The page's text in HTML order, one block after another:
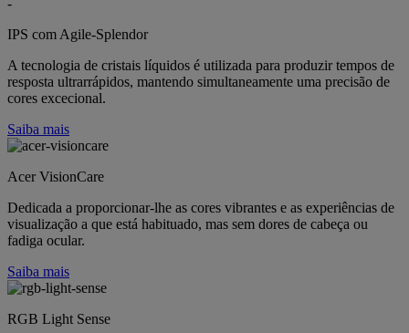
IPS com Agile-Splendor
A tecnologia de cristais líquidos é utilizada para produzir tempos de
resposta ultrarrápidos, mantendo simultaneamente uma precisão de
cores excecional.
Saiba mais
Acer VisionCare
Dedicada a proporcionar-lhe as cores vibrantes e as experiências de
visualização a que está habituado, mas sem dores de cabeça ou
fadiga ocular.
Saiba mais
RGB Light Sense